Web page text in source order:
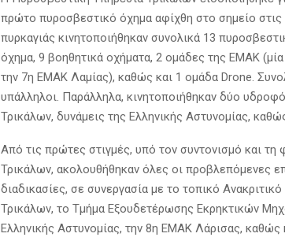
πρώτο πυροσβεστικό όχημα αφίχθη στο σημείο στις
πυρκαγιάς κινητοποιήθηκαν συνολικά 13
όχημα, 9 βοηθητικά οχήματα, 2 ομάδες της ΕΜΑΚ
την 7η ΕΜΑΚ Λαμίας), καθώς και 1 ομάδα Drone.
υπάλληλοι. Παράλληλα, κινητοποιήθηκαν δύο
Τρικάλων, δυνάμεις της Ελληνικής Αστυνομίας,
Από τις πρώτες στιγμές, υπό τον συντονισμό και τη
Τρικάλων, ακολουθήθηκαν όλες οι προβλεπόμενες
διαδικασίες, σε συνεργασία με το τοπικό
Τρικάλων, το Τμήμα Εξουδετέρωσης Εκρηκτικών
Ελληνικής Αστυνομίας, την 8η ΕΜΑΚ Λάρισας,